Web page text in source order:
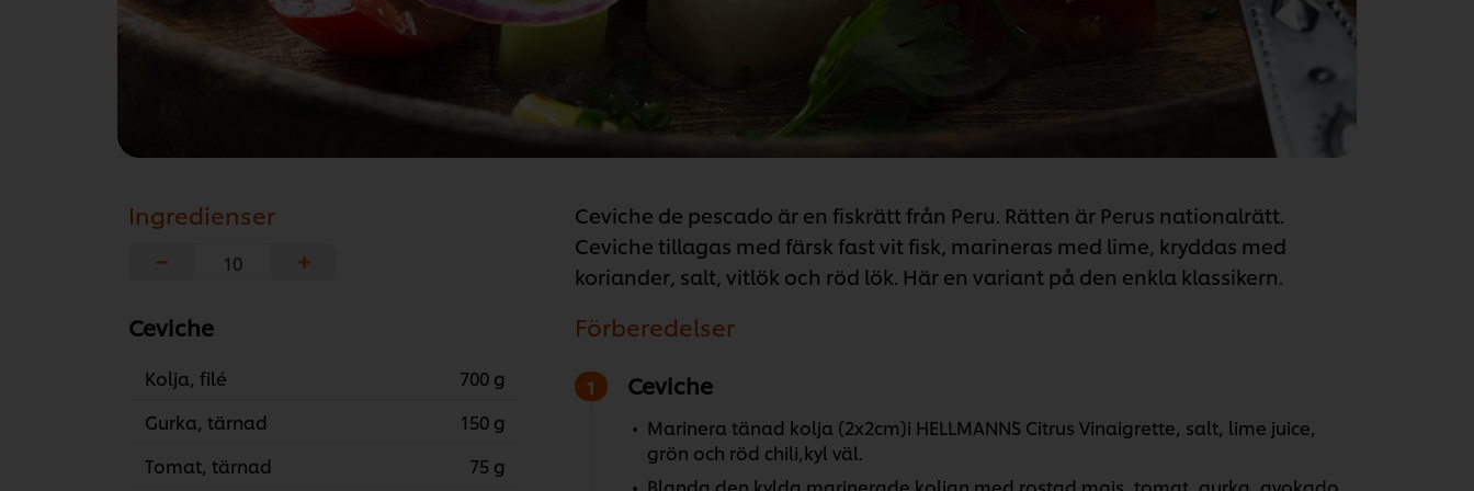
Ingredienser
−
+
Ceviche
Kolja, filé
700 g
Gurka, tärnad
150 g
Tomat, tärnad
75 g
Ceviche de pescado är en fiskrätt från Peru. Rätten är Perus nationalrätt.
Ceviche tillagas med färsk fast vit fisk, marineras med lime, kryddas med
koriander, salt, vitlök och röd lök. Här en variant på den enkla klassikern.
Förberedelser
Ceviche
Marinera tänad kolja (2x2cm)i HELLMANN`S Citrus Vinaigrette, salt, lime juice,
grön och röd chili,kyl väl.